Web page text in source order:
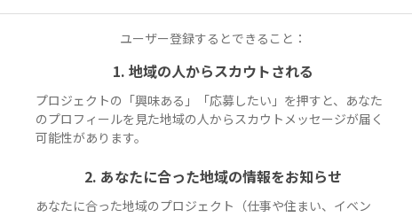
ユーザー登録するとできること：
1. 地域の人からスカウトされる
プロジェクトの「興味ある」「応募したい」を押すと、あなた
のプロフィールを見た地域の人からスカウトメッセージが届く
可能性があります。
2. あなたに合った地域の情報をお知らせ
あなたに合った地域のプロジェクト（仕事や住まい、イベン